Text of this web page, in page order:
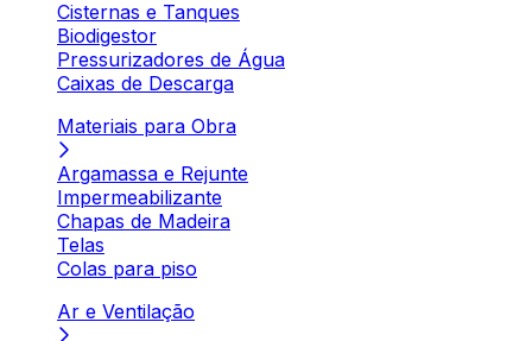
Cisternas e Tanques
Biodigestor
Pressurizadores de Água
Caixas de Descarga
Materiais para Obra
Argamassa e Rejunte
Impermeabilizante
Chapas de Madeira
Telas
Colas para piso
Ar e Ventilação